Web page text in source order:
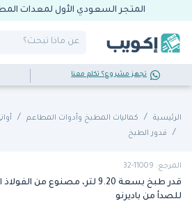
المتجر السعودي الأول لمعدات
تجهز مشروع؟ تكلم معنا
الرئيسية كماليات المطبخ وأدوات المطاعم
قدور الطبخ
المرجع: 11009-32
قدر طبخ بسعة 9.20 لتر، مصنوع من
للصدأ من باديرنو